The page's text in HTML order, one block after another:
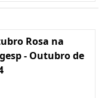
Rosa na
- Outubro de